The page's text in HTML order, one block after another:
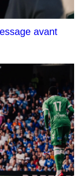
avant